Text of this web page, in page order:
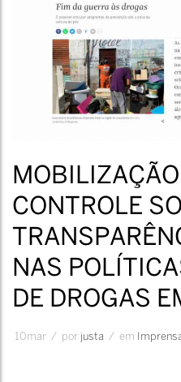
CONTROLE
NAS
DE DROGAS
10mar / por Justa / em